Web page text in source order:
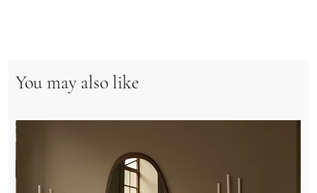
You may also like